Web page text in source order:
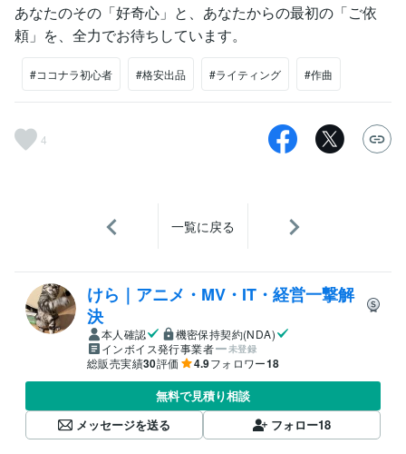
あなたのその「好奇心」と、あなたからの最初の「ご依
頼」を、全力でお待ちしています。
#ココナラ初心者 #格安出品 #ライティング #作曲
4
一覧に戻る
けら｜アニメ・MV・IT・経営一撃解
決
本人確認
機密保持契約(NDA)
インボイス発行事業者
未登録
総販売実績30評価 4.9フォロワー18
無料で見積り相談
メッセージを送る
フォロー18